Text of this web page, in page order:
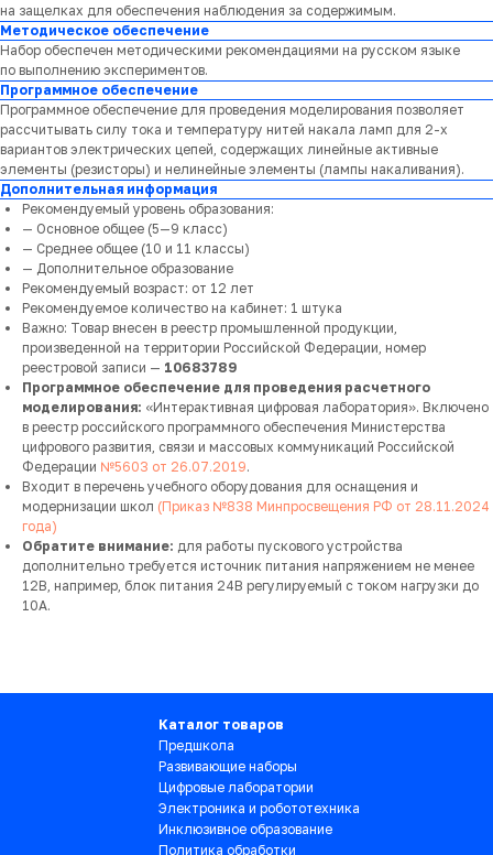
на защелках для обеспечения наблюдения за содержимым.
Методическое обеспечение
Набор обеспечен методическими рекомендациями на русском языке
по выполнению экспериментов.
Программное обеспечение
Программное обеспечение для проведения моделирования позволяет
рассчитывать силу тока и температуру нитей накала ламп для 2-х
вариантов электрических цепей, содержащих линейные активные
элементы (резисторы) и нелинейные элементы (лампы накаливания).
Дополнительная информация
Рекомендуемый уровень образования:
— Основное общее (5—9 класс)
— Среднее общее (10 и 11 классы)
— Дополнительное образование
Рекомендуемый возраст: от 12 лет
Рекомендуемое количество на кабинет: 1 штука
Важно: Товар внесен в реестр промышленной продукции,
произведенной на территории Российской Федерации, номер
реестровой записи — 10683789
Программное обеспечение для проведения расчетного
моделирования: «Интерактивная цифровая лаборатория». Включено
в реестр российского программного обеспечения Министерства
цифрового развития, связи и массовых коммуникаций Российской
Федерации №5603 от 26.07.2019.
Входит в перечень учебного оборудования для оснащения и
модернизации школ (Приказ №838 Минпросвещения РФ от 28.11.2024
года)
Обратите внимание: для работы пускового устройства
дополнительно требуется источник питания напряжением не менее
12В, например, блок питания 24В регулируемый с током нагрузки до
10А.
Каталог товаров
Предшкола
Развивающие наборы
Цифровые лаборатории
Электроника и робототехника
Инклюзивное образование
Политика обработки